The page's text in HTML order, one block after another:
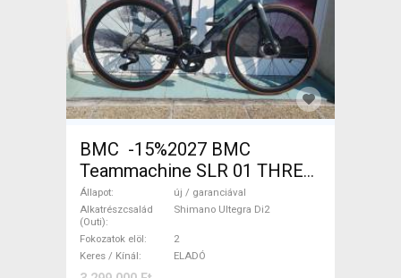
BMC -15%2027 BMC
Teammachine SLR 01 THREE
Ultegra Di2 Országúti
Shimano Ultegra Di2 tárcsafék
új / garanciával ELADÓ
Állapot
új / garanciával
Alkatrészcsalád
(Outi)
Shimano Ultegra Di2
Fokozatok elöl
2
Keres / Kínál
ELADÓ